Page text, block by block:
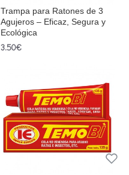
Trampa para Ratones de 3
Agujeros – Eficaz, Segura y
Ecológica
3.50€